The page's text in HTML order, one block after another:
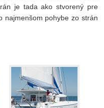
je tada ako stvorený pre
pohybe zo strán